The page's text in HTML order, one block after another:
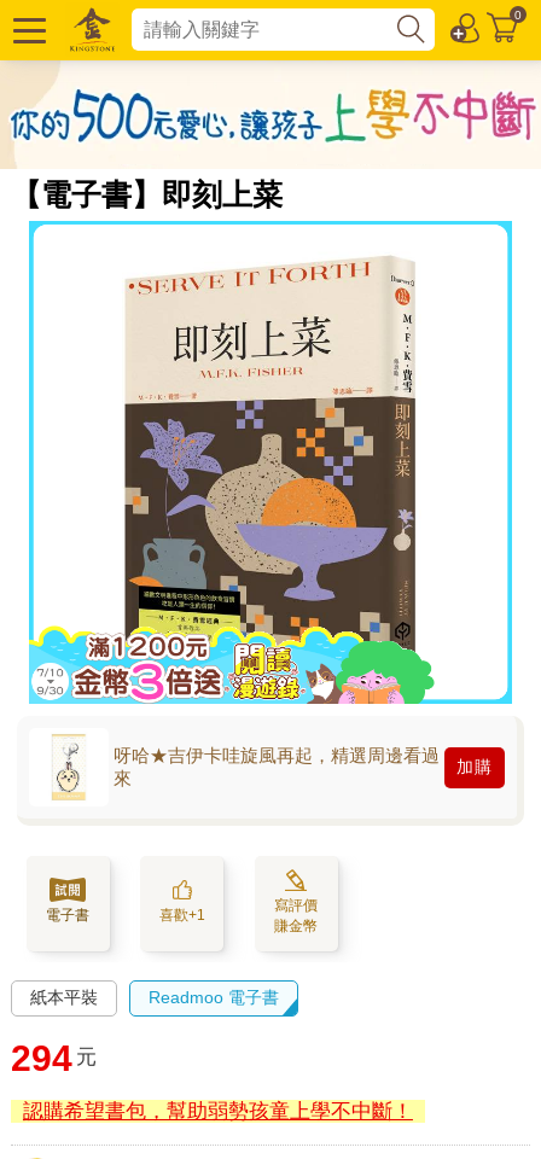
0
【電子書】即刻上菜
呀哈★吉伊卡哇旋風再起，精選周邊看過
來
加購
電子書 喜歡+1
寫評價
賺金幣
紙本平裝 Readmoo 電子書
294 元
認購希望書包，幫助弱勢孩童上學不中斷！